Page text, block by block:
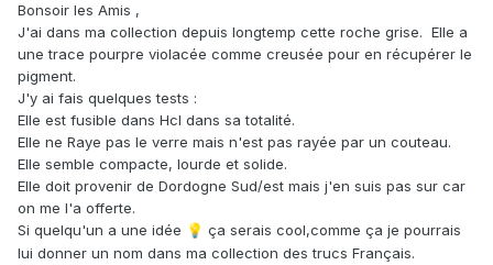
Bonsoir les Amis ,
J'ai dans ma collection depuis longtemp cette roche grise. Elle a
une trace pourpre violacée comme creusée pour en récupérer le
pigment.
J'y ai fais quelques tests :
Elle est fusible dans Hcl dans sa totalité.
Elle ne Raye pas le verre mais n'est pas rayée par un couteau.
Elle semble compacte, lourde et solide.
Elle doit provenir de Dordogne Sud/est mais j'en suis pas sur car
on me l'a offerte.
Si quelqu'un a une idée 💡 ça serais cool,comme ça je pourrais
lui donner un nom dans ma collection des trucs Français.